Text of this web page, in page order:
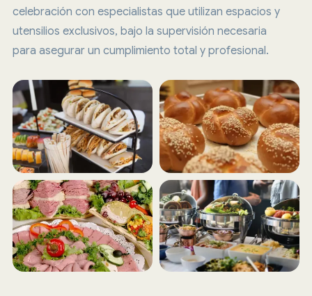
celebración con especialistas que utilizan espacios y
utensilios exclusivos, bajo la supervisión necesaria
para asegurar un cumplimiento total y profesional.